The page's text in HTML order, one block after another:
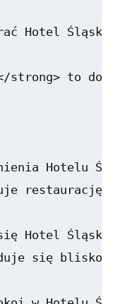
Hotel Śląsk
strong> to
Hotelu
restaurację,
Hotel Śląsk we
się blisko